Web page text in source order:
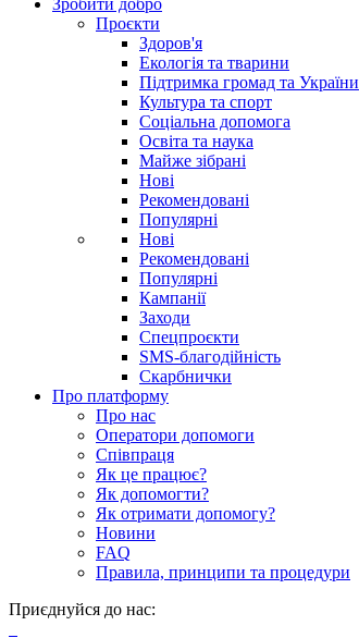
Зробити добро
Проєкти
Здоров'я
Екологія та тварини
Підтримка громад та України
Культура та спорт
Соціальна допомога
Освіта та наука
Майже зібрані
Нові
Рекомендовані
Популярні
Нові
Рекомендовані
Популярні
Кампанії
Заходи
Спецпроєкти
SMS-благодійність
Скарбнички
Про платформу
Про нас
Оператори допомоги
Співпраця
Як це працює?
Як допомогти?
Як отримати допомогу?
Новини
FAQ
Правила, принципи та процедури
Приєднуйся до нас: